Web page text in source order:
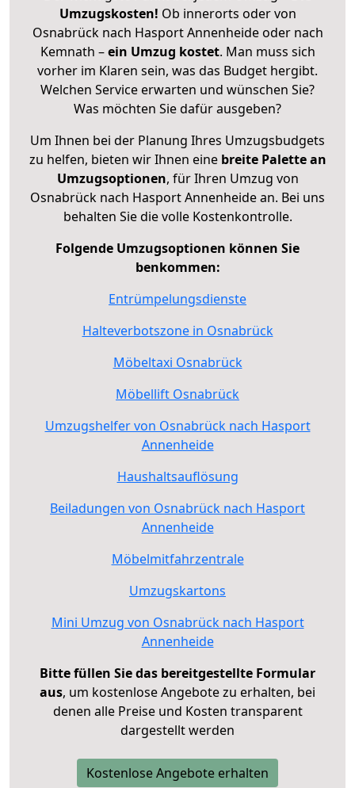
Umzugskosten! Ob innerorts oder von
Osnabrück nach Hasport Annenheide oder nach
Kemnath –ein Umzug kostet. Man muss sich
vorher im Klaren sein, was das Budget hergibt.
Welchen Service erwarten und wünschen Sie?
Was möchten Sie dafür ausgeben?
Um Ihnen bei der Planung Ihres Umzugsbudgets
zu helfen, bieten wir Ihnen eine breite Palette an
Umzugsoptionen, für Ihren Umzug von
Osnabrück nach Hasport Annenheide an. Bei uns
behalten Sie die volle Kostenkontrolle.
Folgende Umzugsoptionen können Sie
benkommen:
Entrümpelungsdienste
Halteverbotszone in Osnabrück
Möbeltaxi Osnabrück
Möbellift Osnabrück
Umzugshelfer von Osnabrück nach Hasport
Annenheide
Haushaltsauflösung
Beiladungen von Osnabrück nach Hasport
Annenheide
Möbelmitfahrzentrale
Umzugskartons
Mini Umzug von Osnabrück nach Hasport
Annenheide
Bitte füllen Sie das bereitgestellte Formular
aus, um kostenlose Angebote zu erhalten, bei
denen alle Preise und Kosten transparent
dargestellt werden
Kostenlose Angebote erhalten